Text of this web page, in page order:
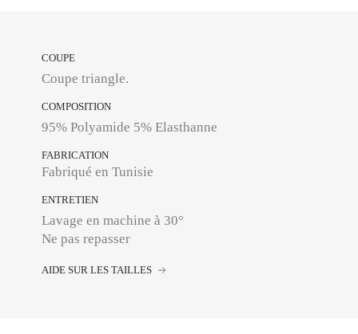
COUPE
Coupe triangle.
COMPOSITION
95% Polyamide 5% Elasthanne
FABRICATION
Fabriqué en Tunisie
ENTRETIEN
Lavage en machine à 30°
Ne pas repasser
AIDE SUR LES TAILLES